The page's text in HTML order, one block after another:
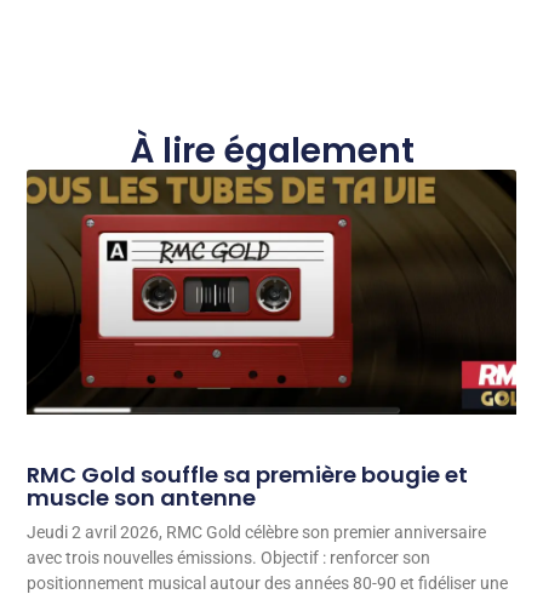
À lire également
RMC Gold souffle sa première bougie et
muscle son antenne
Jeudi 2 avril 2026, RMC Gold célèbre son premier anniversaire
avec trois nouvelles émissions. Objectif : renforcer son
positionnement musical autour des années 80-90 et fidéliser une